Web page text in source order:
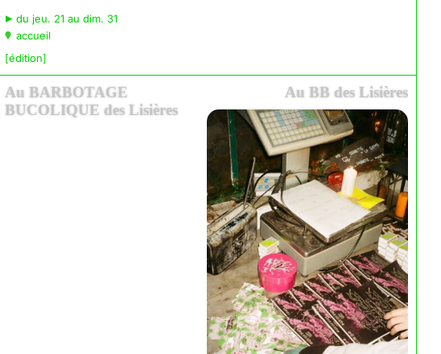
▸ du jeu. 21 au dim. 31
accueil
[édition]
Au BARBOTAGE
BUCOLIQUE des Lisières
Au BB des Lisières